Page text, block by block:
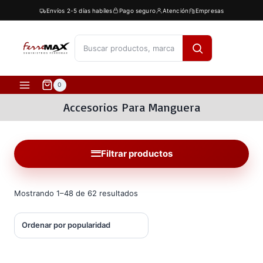
al
contenido
Envíos 2-5 días habíles Pago seguro Atención Empresas
0
Accesorios Para Manguera
Filtrar productos
Mostrando 1–48 de 62 resultados